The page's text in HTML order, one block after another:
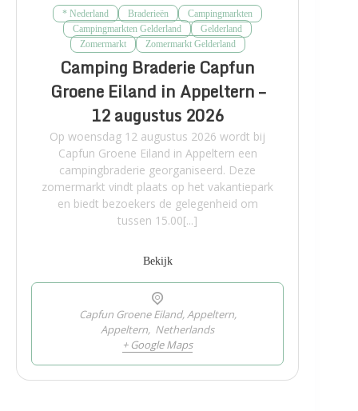
* Nederland Braderieën
Campingmarkten
Campingmarkten Gelderland
Gelderland
Zomermarkt
Zomermarkt Gelderland
Camping Braderie Capfun
Groene Eiland in Appeltern –
12 augustus 2026
Op woensdag 12 augustus 2026 wordt bij
Capfun Groene Eiland in Appeltern een
campingbraderie georganiseerd. Deze
zomermarkt vindt plaats op het vakantiepark
en biedt bezoekers de gelegenheid om
tussen 15.00[...]
Bekijk
Capfun Groene Eiland, Appeltern,
Appeltern, Netherlands
+ Google Maps